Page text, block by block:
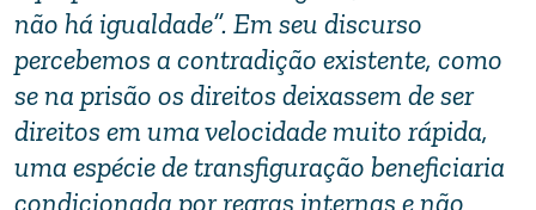
não há igualdade”. Em seu discurso
percebemos a contradição existente, como
se na prisão os direitos deixassem de ser
direitos em uma velocidade muito rápida,
uma espécie de transfiguração beneficiaria
condicionada por regras internas e não